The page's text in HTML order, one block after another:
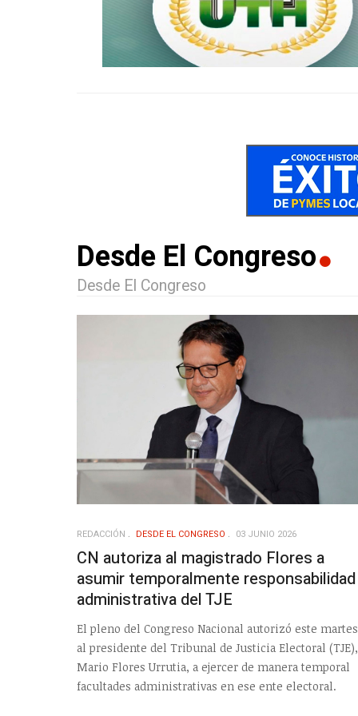
Desde El Congreso
Desde El Congreso
REDACCIÓN DESDE EL CONGRESO 03 JUNIO 2026
CN autoriza al magistrado Flores a
asumir temporalmente responsabilidad
administrativa del TJE
El pleno del Congreso Nacional autorizó este martes
al presidente del Tribunal de Justicia Electoral (TJE),
Mario Flores Urrutia, a ejercer de manera temporal
facultades administrativas en ese ente electoral.